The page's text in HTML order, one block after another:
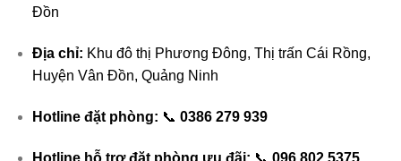
Đồn
Địa chỉ: Khu đô thị Phương Đông, Thị trấn Cái Rồng,
Huyện Vân Đồn, Quảng Ninh
Hotline đặt phòng: 📞 0386 279 939
Hotline hỗ trợ đặt phòng ưu đãi: 📞 096.802.5375